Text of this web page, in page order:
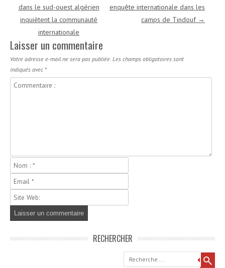
dans le sud-ouest algérien
inquiètent la communauté
internationale
enquête internationale dans les
camps de Tindouf →
Laisser un commentaire
Votre adresse e-mail ne sera pas publiée. Les champs obligatoires sont
indiqués avec *
RECHERCHER
Recherche